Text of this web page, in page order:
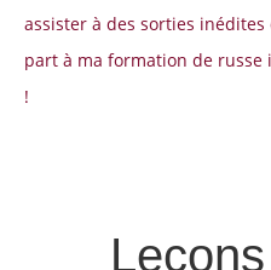
assister à des sorties
part à ma formation de russe
!